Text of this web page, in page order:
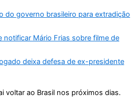
do governo brasileiro para extradição
notificar Mário Frias sobre filme de
deixa defesa de ex-presidente
voltar ao Brasil nos próximos dias.